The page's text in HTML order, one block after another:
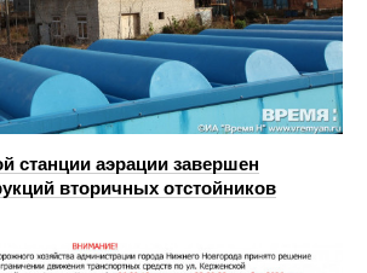
станции аэрации завершен
вторичных отстойников